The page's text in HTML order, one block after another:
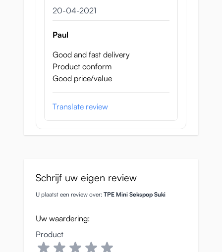
20 april 2021
20-04-2021
Paul
Good and fast delivery
Product conform
Good price/value
Translate review
Schrijf uw eigen review
U plaatst een review over: TPE Mini Sekspop Suki
Uw waardering:
Product